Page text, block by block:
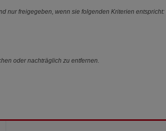
nur freigegeben, wenn sie folgenden Kriterien entspricht:
oder nachträglich zu entfernen.